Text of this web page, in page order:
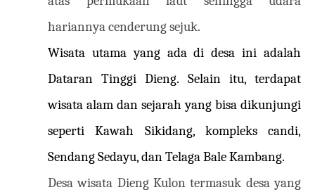
hariannya cenderung sejuk.
Wisata utama yang ada di desa ini adalah
Dataran Tinggi Dieng. Selain itu, terdapat
wisata alam dan sejarah yang bisa dikunjungi
seperti Kawah Sikidang, kompleks candi,
Sendang Sedayu, dan Telaga Bale Kambang.
Desa wisata Dieng Kulon termasuk desa yang